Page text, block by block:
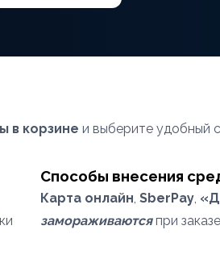
в корзине и выберите удобный
Способы внесения
Карта онлайн, SberPay,
замораживаютсяпри